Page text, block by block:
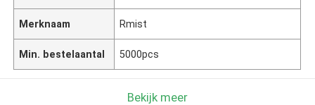
Merknaam Rmist
Min. bestelaantal 5000pcs
Bekijk meer